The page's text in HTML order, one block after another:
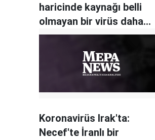
haricinde kaynağı belli
olmayan bir virüs daha
var"
Koronavirüs Irak'ta:
Necef'te İranlı bir